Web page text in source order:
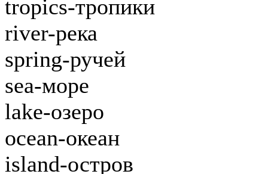
tropics-тропики
river-река
spring-ручей
sea-море
lake-озеро
ocean-океан
island-остров